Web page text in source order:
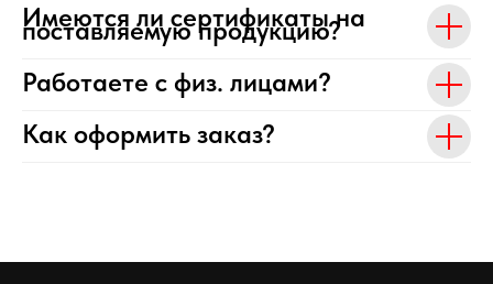
Имеются ли сертификаты на
поставляемую продукцию?
Работаете с физ. лицами?
Как оформить заказ?